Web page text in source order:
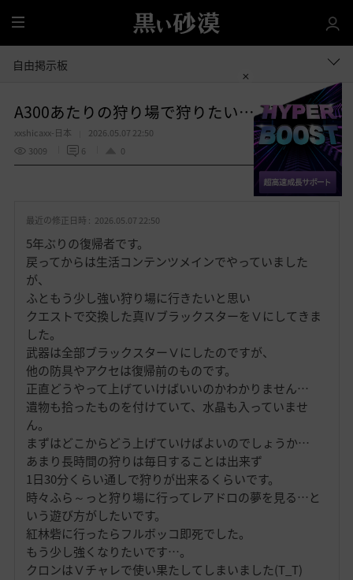
全
体
自由掲示板
A300あたりの狩り場で狩りたい… 現在A277
xxshicaxx-日本
2026.05.07 22:50
3009
6 0
お
り
共有する
最近の修正日時 : 2026.05.07 22:50
5年ぶりの復帰者です。
戻ってからは生活コンテンツメインでやっていました
が、
ふともう少し強い狩り場に行きたいと思い
クエストで交換した真ⅣブラックスターをⅤにしてきま
した。
武器は全部ブラックスターⅤにしたのですが、
他の防具やアクセは復帰前のものです。
正直どうやって上げていけばいいのかわかりません…
遺物も拾ったものを付けていて、水晶も入っていませ
ん。
まずはどこからどう上げていけばよいのでしょうか…
あまり長時間の狩りは毎日することは出来ず
1日30分くらい通しで狩りが出来るくらいです。
時々ふら～っと狩り場に行ってレアドロの夢を見る…と
いう遊び方がしたいです。
紅林砦に行ったらフルボッコ即死でした。
もう少し強くなりたいです…。
クロンはⅤチャレで使い果たしてしまいました(T_T)